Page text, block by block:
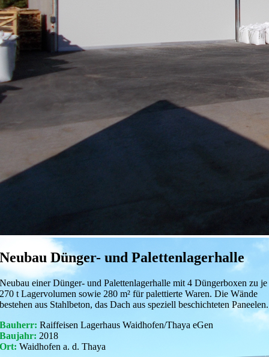
Neubau Dünger- und Palettenlagerhalle
Neubau einer Dünger- und Palettenlagerhalle mit 4 Düngerboxen zu je
270 t Lagervolumen sowie 280 m² für palettierte Waren. Die Wände
bestehen aus Stahlbeton, das Dach aus speziell beschichteten Paneelen.
Bauherr: Raiffeisen Lagerhaus Waidhofen/Thaya eGen
Baujahr: 2018
Ort: Waidhofen a. d. Thaya